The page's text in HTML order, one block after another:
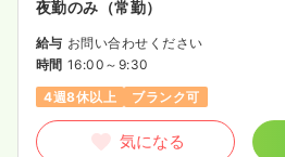
夜勤のみ（常勤）
給与 お問い合わせください
時間 16:00～9:30
4週8休以上
ブランク可
気になる